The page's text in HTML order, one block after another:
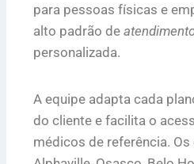
para pessoas físicas e
alto padrão de
personalizada.
A equipe adapta cada
do cliente e facilita o
médicos de referência.